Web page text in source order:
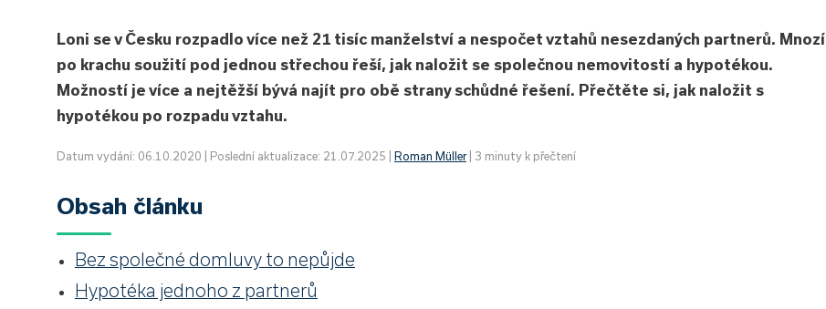
Loni se v Česku rozpadlo více než 21 tisíc manželství a nespočet vztahů nesezdaných partnerů. Mnozí
po krachu soužití pod jednou střechou řeší, jak naložit se společnou nemovitostí a hypotékou.
Možností je více a nejtěžší bývá najít pro obě strany schůdné řešení. Přečtěte si, jak naložit s
hypotékou po rozpadu vztahu.
Datum vydání: 06.10.2020 | Poslední aktualizace: 21.07.2025 | Roman Müller| 3 minuty k přečtení
Obsah článku
Bez společné domluvy to nepůjde
Hypotéka jednoho z partnerů